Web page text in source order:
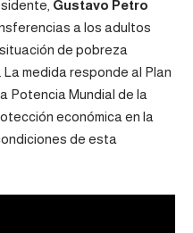
Gustavo Petro
a los adultos
de pobreza
medida responde al Plan
Potencia Mundial de la
económica en la
de esta